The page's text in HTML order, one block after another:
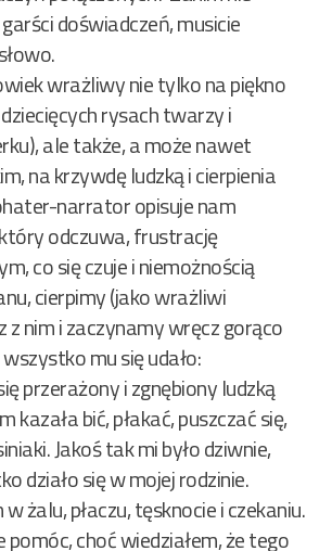
doświadczeń, musicie
wrażliwy nie tylko na piękno
rysach twarzy i
ale także, a może nawet
na krzywdę ludzką i cierpienia
narrator opisuje nam
odczuwa, frustrację
co się czuje i niemożnością
cierpimy (jako wrażliwi
nim i zaczynamy wręcz gorąco
mu się udało:
przerażony i zgnębiony ludzką
kazała bić, płakać, puszczać się,
Jakoś tak mi było dziwnie,
działo się w mojej rodzinie.
żalu, płaczu, tęsknocie i czekaniu.
pomóc, choć wiedziałem, że tego